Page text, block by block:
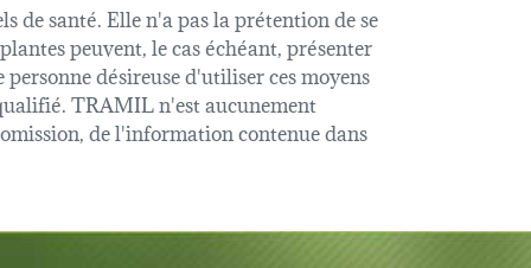
de santé. Elle n'a pas la prétention de se
peuvent, le cas échéant, présenter
désireuse d'utiliser ces moyens
TRAMIL n'est aucunement
de l'information contenue dans